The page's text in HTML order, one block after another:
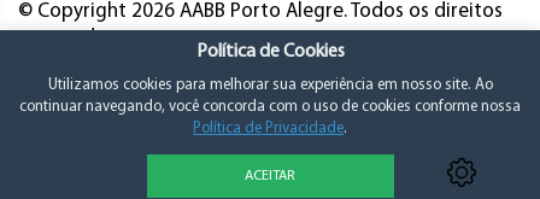
© Copyright 2026 AABB Porto Alegre. Todos os direitos
Política de Cookies
Utilizamos cookies para melhorar sua experiência em nosso site. Ao
continuar navegando, você concorda com o uso de cookies conforme nossa
Política de Privacidade.
ACEITAR